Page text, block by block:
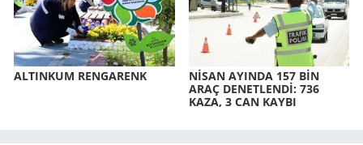
AL­TIN­KUM REN­GA­RENK
NİSAN AYIN­DA 157 BİN
ARAÇ DE­NET­LENDİ: 736
KAZA, 3 CAN KAYBI